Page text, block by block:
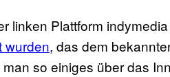
linken Plattform indymedia
wurden, das dem
so einiges über das